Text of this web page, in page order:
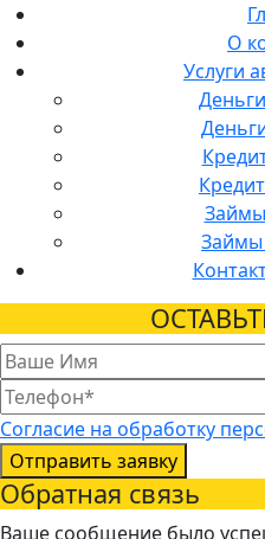
О
Услуги
Займы
Согласие на обработку
Отправить заявку
Обратная связь
Ваше сообщение было